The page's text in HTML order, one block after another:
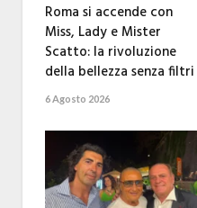
Roma si accende con
Miss, Lady e Mister
Scatto: la rivoluzione
della bellezza senza filtri
6 Agosto 2026